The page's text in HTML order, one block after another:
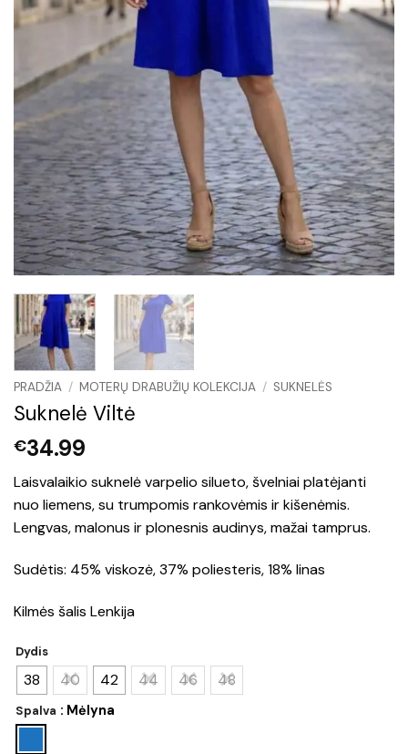
PRADŽIA / MOTERŲ DRABUŽIŲ KOLEKCIJA / SUKNELĖS
Suknelė Viltė
€34.99
Laisvalaikio suknelė varpelio silueto, švelniai platėjanti
nuo liemens, su trumpomis rankovėmis ir kišenėmis.
Lengvas, malonus ir plonesnis audinys, mažai tamprus.
Sudėtis: 45% viskozė, 37% poliesteris, 18% linas
Kilmės šalis Lenkija
Dydis
38 40 42 44 46 48
Spalva : Mėlyna